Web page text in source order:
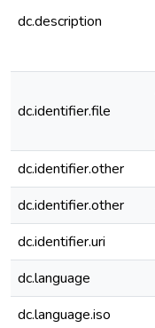
dc.description
dc.identifier.file
dc.identifier.other
dc.identifier.other
dc.identifier.uri
dc.language
dc.language.iso